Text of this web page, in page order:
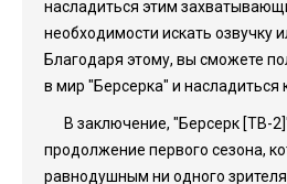
насладиться этим
необходимости искать озвучку
Благодаря этому, вы сможете
в мир "Берсерка" и
В заключение, "Берсерк [ТВ-
продолжение первого сезона,
равнодушным ни одного